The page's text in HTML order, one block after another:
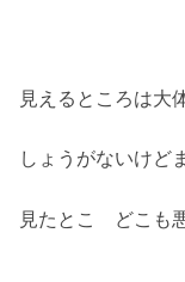
見えるところは大
しょうがないけど
見たとこ どこも